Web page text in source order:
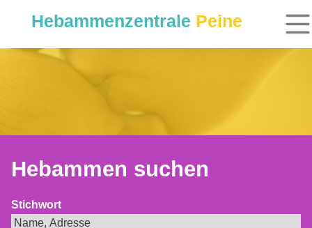
Hebammenzentrale Peine
Hebammen suchen
Stichwort